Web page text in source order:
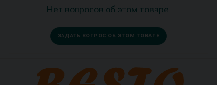
Нет вопросов об этом товаре.
ЗАДАТЬ ВОПРОС ОБ ЭТОМ ТОВАРЕ